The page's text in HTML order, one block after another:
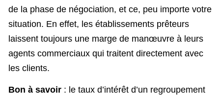
de la phase de négociation, et ce, peu importe votre
situation. En effet, les établissements prêteurs
laissent toujours une marge de manœuvre à leurs
agents commerciaux qui traitent directement avec
les clients.
Bon à savoir : le taux d’intérêt d’un regroupement